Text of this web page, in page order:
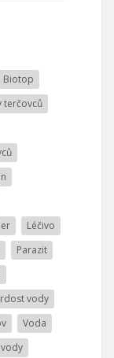
Biotop
terčovců
Léčivo
Parazit
vody
Voda